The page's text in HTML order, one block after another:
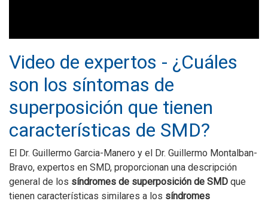
Video de expertos - ¿Cuáles
son los síntomas de
superposición que tienen
características de SMD?
El Dr. Guillermo Garcia-Manero y el Dr. Guillermo Montalban-
Bravo, expertos en SMD, proporcionan una descripción
general de los síndromes de superposición de SMD que
tienen características similares a los síndromes